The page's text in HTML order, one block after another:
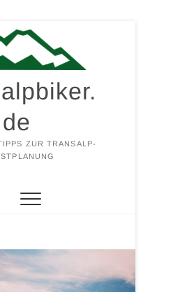
de
ZUR TRANSALP-